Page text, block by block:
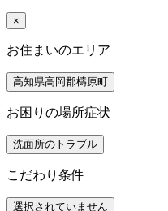
×
お住まいのエリア
高知県高岡郡檮原町
お困りの場所症状
洗面所のトラブル
こだわり条件
選択されていません